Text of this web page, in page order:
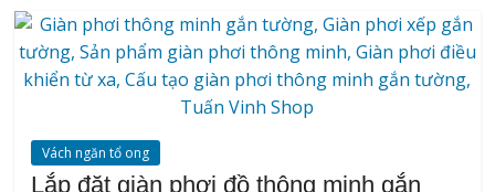
Vách ngăn tổ ong
Lắp đặt giàn phơi đồ thông minh gắn